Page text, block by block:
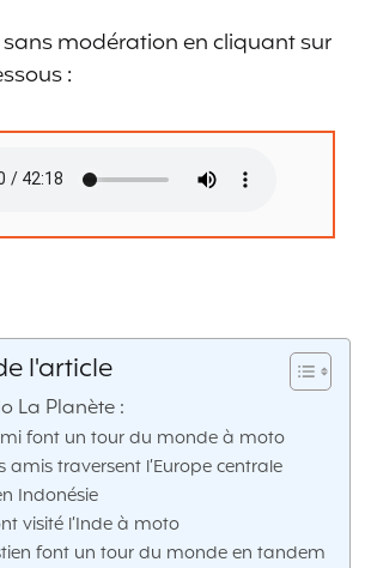
sans modération en cliquant sur
:
l'article
La Planète :
font un tour du monde à moto
amis traversent l’Europe centrale
Indonésie
visité l’Inde à moto
font un tour du monde en tandem